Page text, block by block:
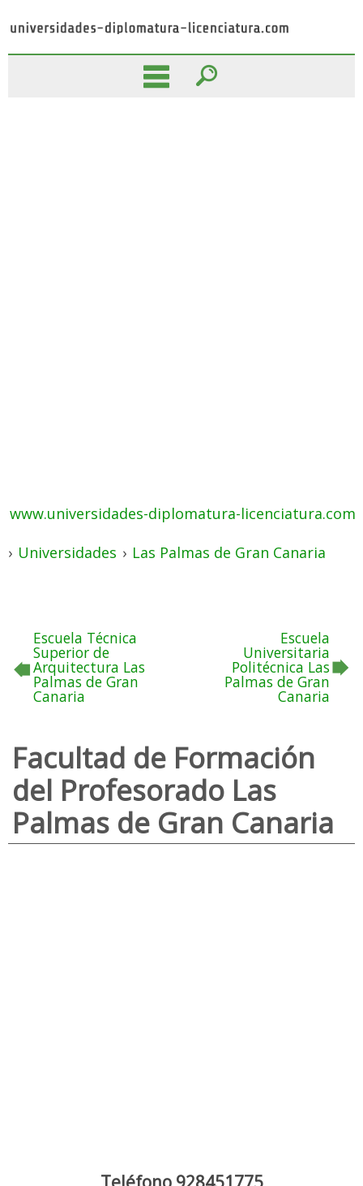
www.universidades-diplomatura-licenciatura.com
› Universidades › Las Palmas de Gran Canaria
Escuela Técnica
Superior de
Arquitectura Las
Palmas de Gran
Canaria
Escuela
Universitaria
Politécnica Las
Palmas de Gran
Canaria
Facultad de Formación
del Profesorado Las
Palmas de Gran Canaria